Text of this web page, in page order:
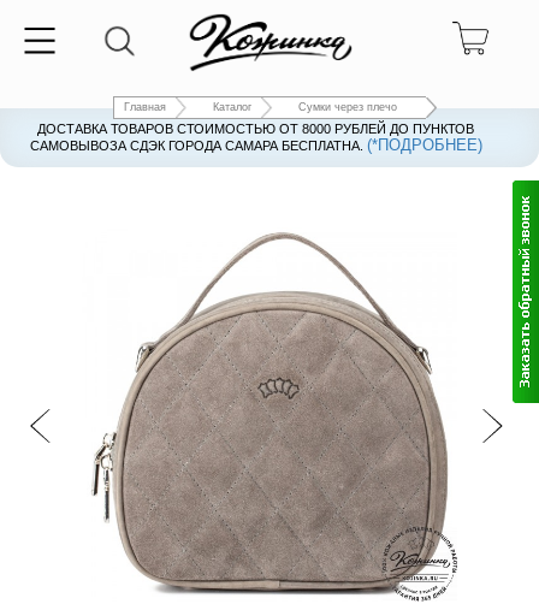
Главная Каталог Сумки через плечо
ДОСТАВКА ТОВАРОВ СТОИМОСТЬЮ ОТ 8000 РУБЛЕЙ ДО ПУНКТОВ
САМОВЫВОЗА СДЭК ГОРОДА САМАРА БЕСПЛАТНА. (*ПОДРОБНЕЕ)